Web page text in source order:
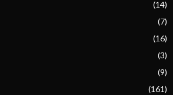
(14)
(7)
(16)
(3)
(9)
(161)